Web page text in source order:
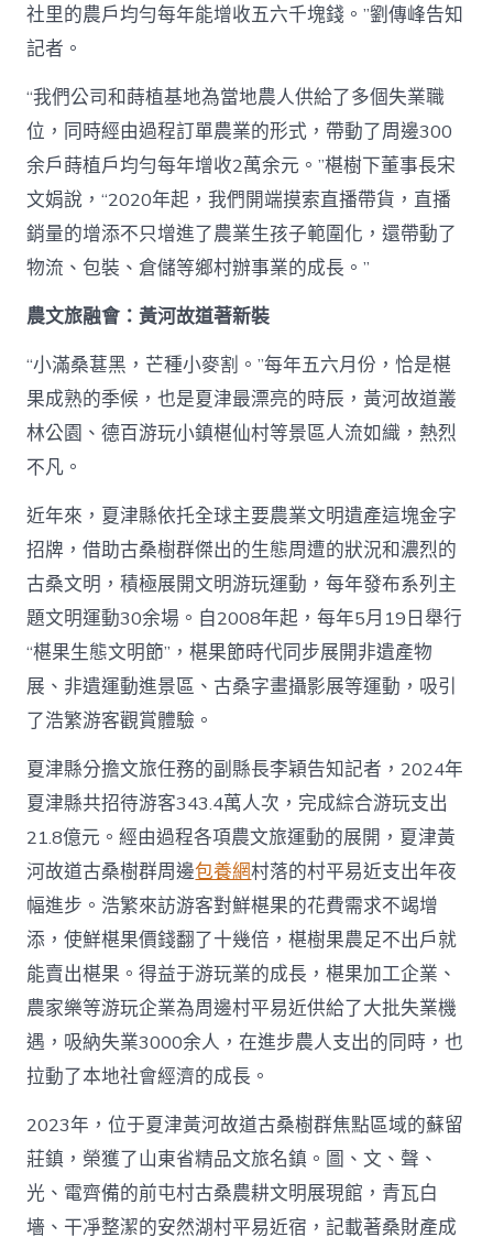
社里的農戶均勻每年能增收五六千塊錢。”劉傳峰告知
記者。
“我們公司和蒔植基地為當地農人供給了多個失業職
位，同時經由過程訂單農業的形式，帶動了周邊300
余戶蒔植戶均勻每年增收2萬余元。”椹樹下董事長宋
文娟說，“2020年起，我們開端摸索直播帶貨，直播
銷量的增添不只增進了農業生孩子範圍化，還帶動了
物流、包裝、倉儲等鄉村辦事業的成長。”
農文旅融會：黃河故道著新裝
“小滿桑葚黑，芒種小麥割。”每年五六月份，恰是椹
果成熟的季候，也是夏津最漂亮的時辰，黃河故道叢
林公園、德百游玩小鎮椹仙村等景區人流如織，熱烈
不凡。
近年來，夏津縣依托全球主要農業文明遺產這塊金字
招牌，借助古桑樹群傑出的生態周遭的狀況和濃烈的
古桑文明，積極展開文明游玩運動，每年發布系列主
題文明運動30余場。自2008年起，每年5月19日舉行
“椹果生態文明節”，椹果節時代同步展開非遺產物
展、非遺運動進景區、古桑字畫攝影展等運動，吸引
了浩繁游客觀賞體驗。
夏津縣分擔文旅任務的副縣長李穎告知記者，2024年
夏津縣共招待游客343.4萬人次，完成綜合游玩支出
21.8億元。經由過程各項農文旅運動的展開，夏津黃
河故道古桑樹群周邊包養網村落的村平易近支出年夜
幅進步。浩繁來訪游客對鮮椹果的花費需求不竭增
添，使鮮椹果價錢翻了十幾倍，椹樹果農足不出戶就
能賣出椹果。得益于游玩業的成長，椹果加工企業、
農家樂等游玩企業為周邊村平易近供給了大批失業機
遇，吸納失業3000余人，在進步農人支出的同時，也
拉動了本地社會經濟的成長。
2023年，位于夏津黃河故道古桑樹群焦點區域的蘇留
莊鎮，榮獲了山東省精品文旅名鎮。圖、文、聲、
光、電齊備的前屯村古桑農耕文明展現館，青瓦白
墻、干凈整潔的安然湖村平易近宿，記載著桑財產成